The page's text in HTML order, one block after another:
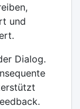
und
Dialog.